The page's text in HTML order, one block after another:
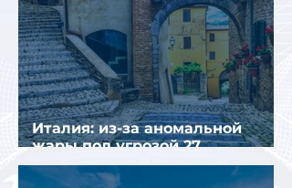
Италия: из-за аномальной
жары под угрозой 27
крупнейших городов